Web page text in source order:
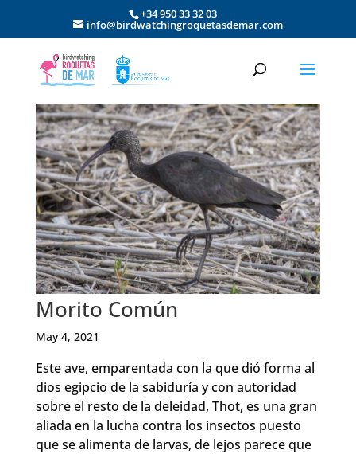
+34 950 33 32 03
info@birdwatchingroquetasdemar.com
Morito Común
May 4, 2021
Este ave, emparentada con la que dió forma al
dios egipcio de la sabiduría y con autoridad
sobre el resto de la deleidad, Thot, es una gran
aliada en la lucha contra los insectos puesto
que se alimenta de larvas, de lejos parece que